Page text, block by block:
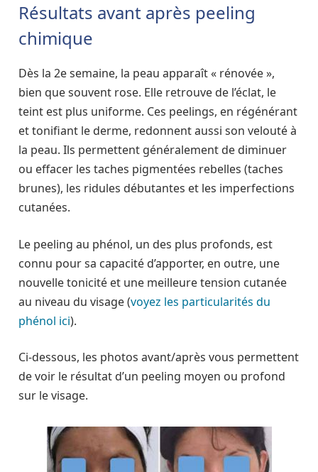
Résultats avant après peeling
chimique
Dès la 2e semaine, la peau apparaît « rénovée »,
bien que souvent rose. Elle retrouve de l’éclat, le
teint est plus uniforme. Ces peelings, en régénérant
et tonifiant le derme, redonnent aussi son velouté à
la peau. Ils permettent généralement de diminuer
ou effacer les taches pigmentées rebelles (taches
brunes), les ridules débutantes et les imperfections
cutanées.
Le peeling au phénol, un des plus profonds, est
connu pour sa capacité d’apporter, en outre, une
nouvelle tonicité et une meilleure tension cutanée
au niveau du visage (voyez les particularités du
phénol ici).
Ci-dessous, les photos avant/après vous permettent
de voir le résultat d’un peeling moyen ou profond
sur le visage.